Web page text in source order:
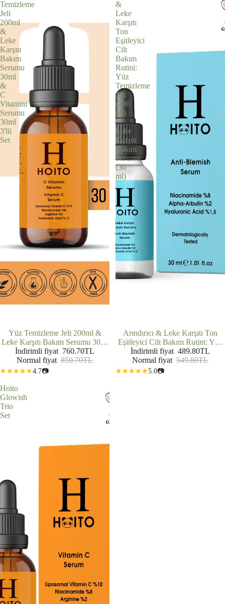
Temizleme
Jeli
200ml
&
Leke
Karşıtı
Bakım
Serumu
30ml
&
C
Vitamini
Serumu
30ml
3'lü
Set
İNDIRIMDE
Yüz Temizleme Jeli 200ml &
Leke Karşıtı Bakım Serumu 30ml
& C Vitamini Serumu 30ml 3'lü
Set
İndirimli fiyat 760.70TL
Normal fiyat 850.70TL
4.7📷
&
Leke
Karşıtı
Ton
Eşitleyici
Cilt
Bakım
Rutini:
Yüz
Temizleme
Jeli
(200
ml)
+
Leke
Karşıtı
Bakım
Serumu
(30
ml)
İNDIRIMDE
Arındırıcı & Leke Karşıtı Ton
Eşitleyici Cilt Bakım Rutini: Yüz
Temizleme Jeli (200 ml) + Leke
Karşıtı Bakım Serumu (30 ml)
İndirimli fiyat 489.80TL
Normal fiyat 549.80TL
5.0📷
Hoito
Glowish
Trio
Set